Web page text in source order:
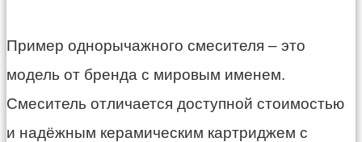
Пример однорычажного смесителя – это
модель от бренда с мировым именем.
Смеситель отличается доступной стоимостью
и надёжным керамическим картриджем с